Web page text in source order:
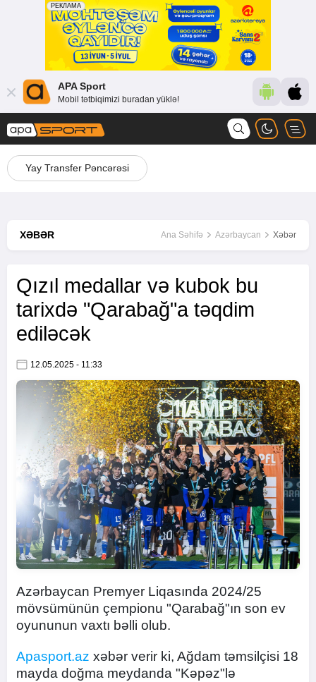
APA Sport
Mobil tətbiqimizi buradan yüklə!
Yay Transfer Pəncərəsi
XƏBƏR Ana Səhifə Azərbaycan Xəbər
Qızıl medallar və kubok bu
tarixdə "Qarabağ"a təqdim
ediləcək
12.05.2025 - 11:33
Azərbaycan Premyer Liqasında 2024/25
mövsümünün çempionu "Qarabağ"ın son ev
oyununun vaxtı bəlli olub.
Apasport.az xəbər verir ki, Ağdam təmsilçisi 18
mayda doğma meydanda "Kəpəz"lə